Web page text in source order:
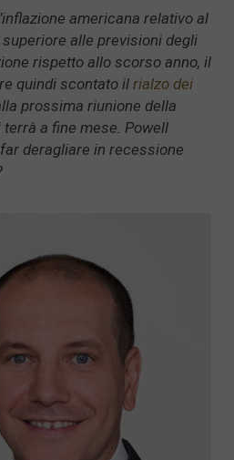
americana relativo al
alle previsioni degli
rispetto allo scorso anno, il
quindi scontato il rialzo dei
prossima riunione della
a fine mese. Powell
deragliare in recessione